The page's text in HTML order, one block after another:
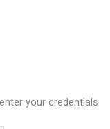
your credentials